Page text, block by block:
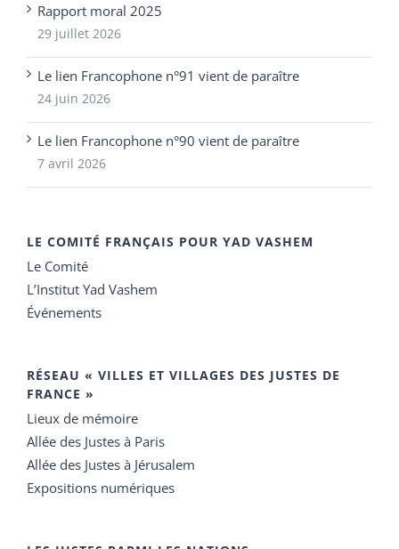
Rapport moral 2025
29 juillet 2026
Le lien Francophone n°91 vient de paraître
24 juin 2026
Le lien Francophone n°90 vient de paraître
7 avril 2026
LE COMITÉ FRANÇAIS POUR YAD VASHEM
Le Comité
L’Institut Yad Vashem
Événements
RÉSEAU « VILLES ET VILLAGES DES JUSTES DE
FRANCE »
Lieux de mémoire
Allée des Justes à Paris
Allée des Justes à Jérusalem
Expositions numériques